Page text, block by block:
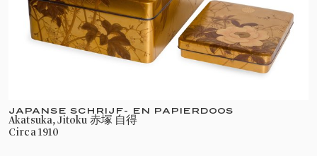
Te zien zijn een zeventiende-eeuws lakkabinet
van uitzonderlijk hoge kwaliteit, rijk versierde
Japanse kamerschermen, verfijnde lakdozen en
vakmanschap weerspiegelen deze objecten de
gedeelde geschiedenis van Nederland en Japan.
JAPANSE SCHRIJF- EN PAPIERDOOS
Akatsuka, Jitoku 赤塚 自得
circa 1910